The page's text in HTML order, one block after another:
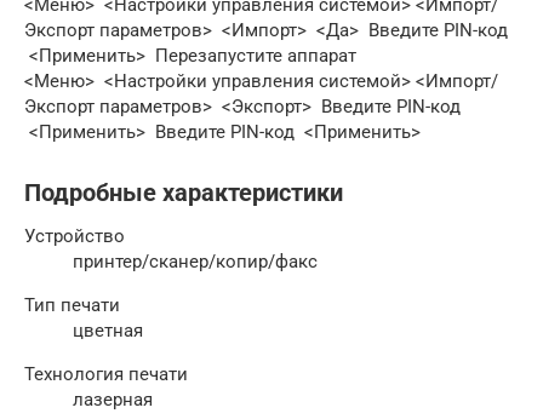
<Меню> <Настройки управления системой> <Импорт/
Экспорт параметров> <Импорт> <Да> Введите PIN-код
<Применить> Перезапустите аппарат
<Меню> <Настройки управления системой> <Импорт/
Экспорт параметров> <Экспорт> Введите PIN-код
<Применить> Введите PIN-код <Применить>
Подробные характеристики
Устройство
принтер/сканер/копир/факс
Тип печати
цветная
Технология печати
лазерная